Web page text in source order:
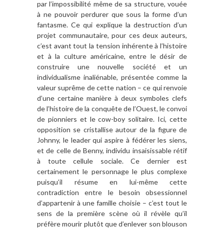
par l’impossibilité même de sa structure, vouée
à ne pouvoir perdurer que sous la forme d’un
fantasme. Ce qui explique la destruction d’un
projet communautaire, pour ces deux auteurs,
c’est avant tout la tension inhérente à l’histoire
et à la culture américaine, entre le désir de
construire une nouvelle société et un
individualisme inaliénable, présentée comme la
valeur suprême de cette nation – ce qui renvoie
d’une certaine manière à deux symboles clefs
de l’histoire de la conquête de l’Ouest, le convoi
de pionniers et le cow-boy solitaire. Ici, cette
opposition se cristallise autour de la figure de
Johnny, le leader qui aspire à fédérer les siens,
et de celle de Benny, individu insaisissable rétif
à toute cellule sociale. Ce dernier est
certainement le personnage le plus complexe
puisqu’il résume en lui-même cette
contradiction entre le besoin obsessionnel
d’appartenir à une famille choisie – c’est tout le
sens de la première scène où il révèle qu’il
préfère mourir plutôt que d’enlever son blouson